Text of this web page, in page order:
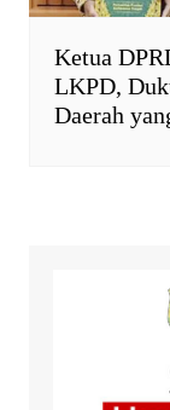
Ketua
LKPD,
Daerah